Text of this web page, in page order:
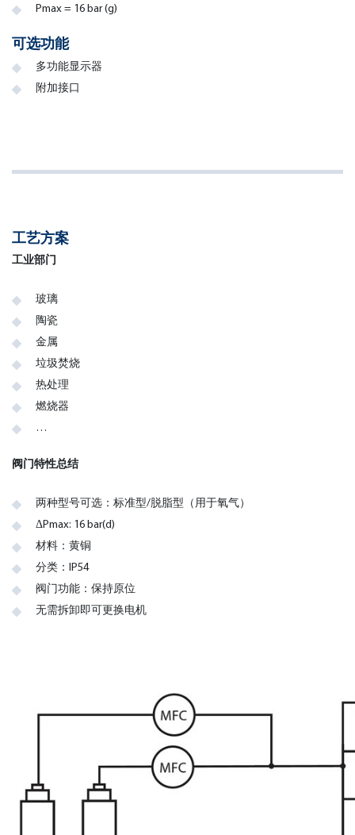
Pmax = 16 bar (g)
可选功能
多功能显示器
附加接口
工艺方案
工业部门
玻璃
陶瓷
金属
垃圾焚烧
热处理
燃烧器
…
阀门特性总结
两种型号可选：标准型/脱脂型（用于氧气）
ΔPmax: 16 bar(d)
材料：黄铜
分类：IP54
阀门功能：保持原位
无需拆卸即可更换电机